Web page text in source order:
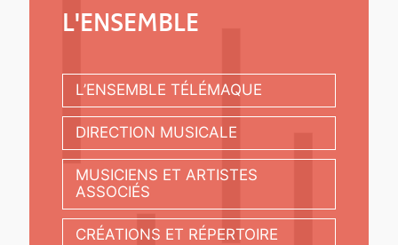
L'ENSEMBLE
L’ENSEMBLE TÉLÉMAQUE
DIRECTION MUSICALE
MUSICIENS ET ARTISTES
ASSOCIÉS
CRÉATIONS ET RÉPERTOIRE